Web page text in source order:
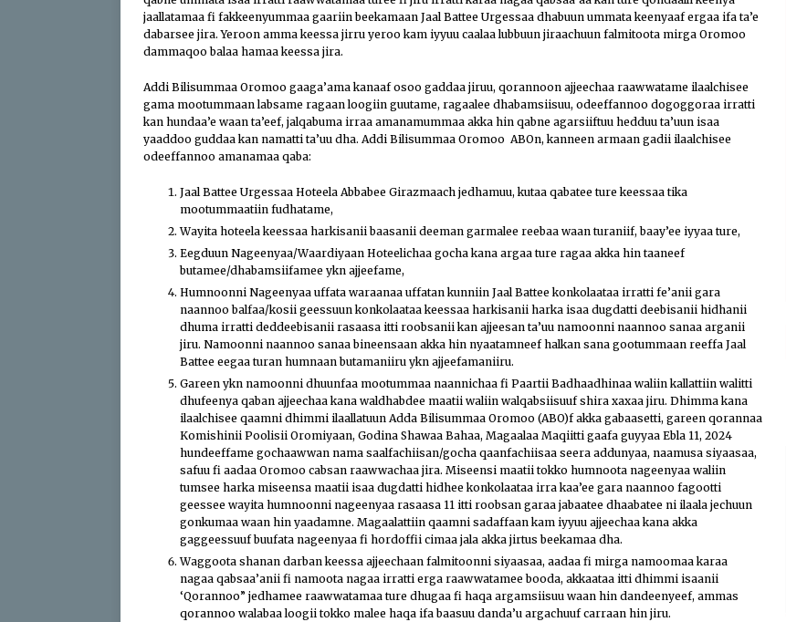
jaallatamaa fi fakkeenyummaa gaariin beekamaan Jaal Battee Urgessaa dhabuun ummata keenyaaf ergaa ifa ta’e
dabarsee jira. Yeroon amma keessa jirru yeroo kam iyyuu caalaa lubbuun jiraachuun falmitoota mirga Oromoo
dammaqoo balaa hamaa keessa jira.
Addi Bilisummaa Oromoo gaaga’ama kanaaf osoo gaddaa jiruu, qorannoon ajjeechaa raawwatame ilaalchisee
gama mootummaan labsame ragaan loogiin guutame, ragaalee dhabamsiisuu, odeeffannoo dogoggoraa irratti
kan hundaa’e waan ta’eef, jalqabuma irraa amanamummaa akka hin qabne agarsiiftuu hedduu ta’uun isaa
yaaddoo guddaa kan namatti ta’uu dha. Addi Bilisummaa Oromoo ABOn, kanneen armaan gadii ilaalchisee
odeeffannoo amanamaa qaba:
Jaal Battee Urgessaa Hoteela Abbabee Girazmaach jedhamuu, kutaa qabatee ture keessaa tika
mootummaatiin fudhatame,
Wayita hoteela keessaa harkisanii baasanii deeman garmalee reebaa waan turaniif, baay’ee iyyaa ture,
Eegduun Nageenyaa/Waardiyaan Hoteelichaa gocha kana argaa ture ragaa akka hin taaneef
butamee/dhabamsiifamee ykn ajjeefame,
Humnoonni Nageenyaa uffata waraanaa uffatan kunniin Jaal Battee konkolaataa irratti fe’anii gara
naannoo balfaa/kosii geessuun konkolaataa keessaa harkisanii harka isaa dugdatti deebisanii hidhanii
dhuma irratti deddeebisanii rasaasa itti roobsanii kan ajjeesan ta’uu namoonni naannoo sanaa arganii
jiru. Namoonni naannoo sanaa bineensaan akka hin nyaatamneef halkan sana gootummaan reeffa Jaal
Battee eegaa turan humnaan butamaniiru ykn ajjeefamaniiru.
Gareen ykn namoonni dhuunfaa mootummaa naannichaa fi Paartii Badhaadhinaa waliin kallattiin walitti
dhufeenya qaban ajjeechaa kana waldhabdee maatii waliin walqabsiisuuf shira xaxaa jiru. Dhimma kana
ilaalchisee qaamni dhimmi ilaallatuun Adda Bilisummaa Oromoo (ABO)f akka gabaasetti, gareen qorannaa
Komishinii Poolisii Oromiyaan, Godina Shawaa Bahaa, Magaalaa Maqiitti gaafa guyyaa Ebla 11, 2024
hundeeffame gochaawwan nama saalfachiisan/gocha qaanfachiisaa seera addunyaa, naamusa siyaasaa,
safuu fi aadaa Oromoo cabsan raawwachaa jira. Miseensi maatii tokko humnoota nageenyaa waliin
tumsee harka miseensa maatii isaa dugdatti hidhee konkolaataa irra kaa’ee gara naannoo fagootti
geessee wayita humnoonni nageenyaa rasaasa 11 itti roobsan garaa jabaatee dhaabatee ni ilaala jechuun
gonkumaa waan hin yaadamne. Magaalattiin qaamni sadaffaan kam iyyuu ajjeechaa kana akka
gaggeessuuf buufata nageenyaa fi hordoffii cimaa jala akka jirtus beekamaa dha.
Waggoota shanan darban keessa ajjeechaan falmitoonni siyaasaa, aadaa fi mirga namoomaa karaa
nagaa qabsaa’anii fi namoota nagaa irratti erga raawwatamee booda, akkaataa itti dhimmi isaanii
‘Qorannoo” jedhamee raawwatamaa ture dhugaa fi haqa argamsiisuu waan hin dandeenyeef, ammas
qorannoo walabaa loogii tokko malee haqa ifa baasuu danda’u argachuuf carraan hin jiru.